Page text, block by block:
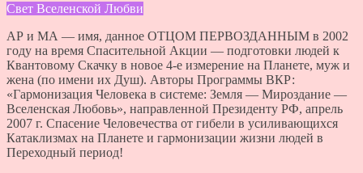
Свет Вселенской Любви
АР и МА — имя, данное ОТЦОМ ПЕРВОЗДАННЫМ в 2002
году на время Спасительной Акции — подготовки людей к
Квантовому Скачку в новое 4-е измерение на Планете, муж и
жена (по имени их Душ). Авторы Программы ВКР:
«Гармонизация Человека в системе: Земля — Мироздание —
Вселенская Любовь», направленной Президенту РФ, апрель
2007 г. Спасение Человечества от гибели в усиливающихся
Катаклизмах на Планете и гармонизации жизни людей в
Переходный период!